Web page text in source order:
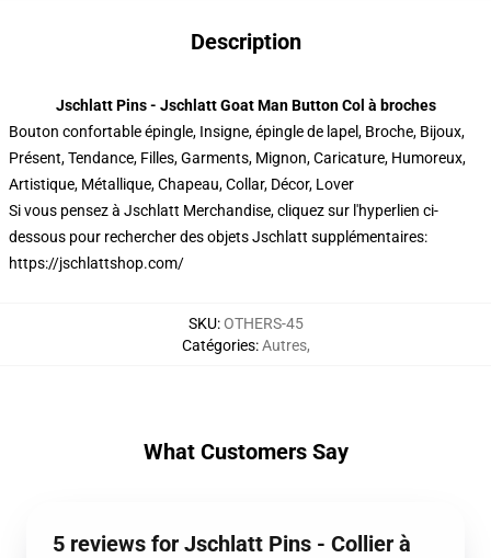
Description
Jschlatt Pins - Jschlatt Goat Man Button Col à broches
Bouton confortable épingle, Insigne, épingle de lapel, Broche, Bijoux,
Présent, Tendance, Filles, Garments, Mignon, Caricature, Humoreux,
Artistique, Métallique, Chapeau, Collar, Décor, Lover
Si vous pensez à Jschlatt Merchandise, cliquez sur l'hyperlien ci-
dessous pour rechercher des objets Jschlatt supplémentaires:
https://jschlattshop.com/
SKU:OTHERS-45
Catégories:Autres,
What Customers Say
5 reviews for Jschlatt Pins - Collier à